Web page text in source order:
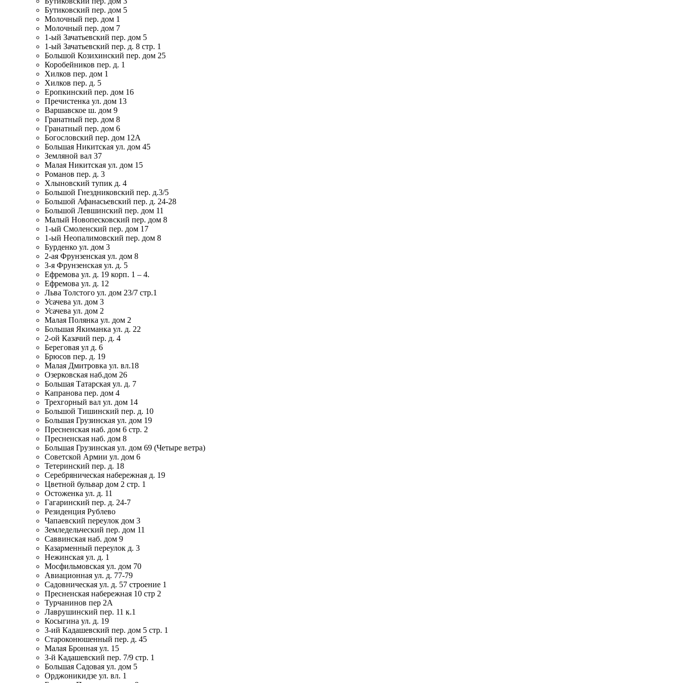
Бутиковский пер. дом 5
Молочный пер. дом 1
Молочный пер. дом 7
1-ый Зачатьевский пер. дом 5
1-ый Зачатьевский пер. д. 8 стр. 1
Большой Козихинский пер. дом 25
Коробейников пер. д. 1
Хилков пер. дом 1
Хилков пер. д. 5
Еропкинский пер. дом 16
Пречистенка ул. дом 13
Варшавское ш. дом 9
Гранатный пер. дом 8
Гранатный пер. дом 6
Богословский пер. дом 12А
Большая Никитская ул. дом 45
Земляной вал 37
Малая Никитская ул. дом 15
Романов пер. д. 3
Хлыновский тупик д. 4
Большой Гнездниковский пер. д.3/5
Большой Афанасьевский пер. д. 24-28
Большой Левшинский пер. дом 11
Малый Новопесковский пер. дом 8
1-ый Смоленский пер. дом 17
1-ый Неопалимовский пер. дом 8
Бурденко ул. дом 3
2-ая Фрунзенская ул. дом 8
3-я Фрунзенская ул. д. 5
Ефремова ул. д. 19 корп. 1 – 4.
Ефремова ул. д. 12
Льва Толстого ул. дом 23/7 стр.1
Усачева ул. дом 3
Усачева ул. дом 2
Малая Полянка ул. дом 2
Большая Якиманка ул. д. 22
2-ой Казачий пер. д. 4
Береговая ул д. 6
Брюсов пер. д. 19
Малая Дмитровка ул. вл.18
Озерковская наб.дом 26
Большая Татарская ул. д. 7
Капранова пер. дом 4
Трехгорный вал ул. дом 14
Большой Тишинский пер. д. 10
Большая Грузинская ул. дом 19
Пресненская наб. дом 6 стр. 2
Пресненская наб. дом 8
Большая Грузинская ул. дом 69 (Четыре ветра)
Советской Армии ул. дом 6
Тетеринский пер. д. 18
Серебряническая набережная д. 19
Цветной бульвар дом 2 стр. 1
Остоженка ул. д. 11
Гагаринский пер. д. 24-7
Резиденция Рублево
Чапаевский переулок дом 3
Земледельческий пер. дом 11
Саввинская наб. дом 9
Казарменный переулок д. 3
Нежинская ул. д. 1
Мосфильмовская ул. дом 70
Авиационная ул. д. 77-79
Садовническая ул. д. 57 строение 1
Пресненская набережная 10 стр 2
Турчанинов пер 2А
Лаврушинский пер. 11 к.1
Косыгина ул. д. 19
3-ий Кадашевский пер. дом 5 стр. 1
Староконюшенный пер. д. 45
Малая Бронная ул. 15
3-й Кадашевский пер. 7/9 стр. 1
Большая Садовая ул. дом 5
Орджоникидзе ул. вл. 1